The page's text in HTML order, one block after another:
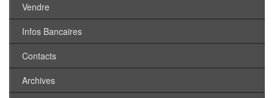
Vendre
Infos Bancaires
Contacts
Archives